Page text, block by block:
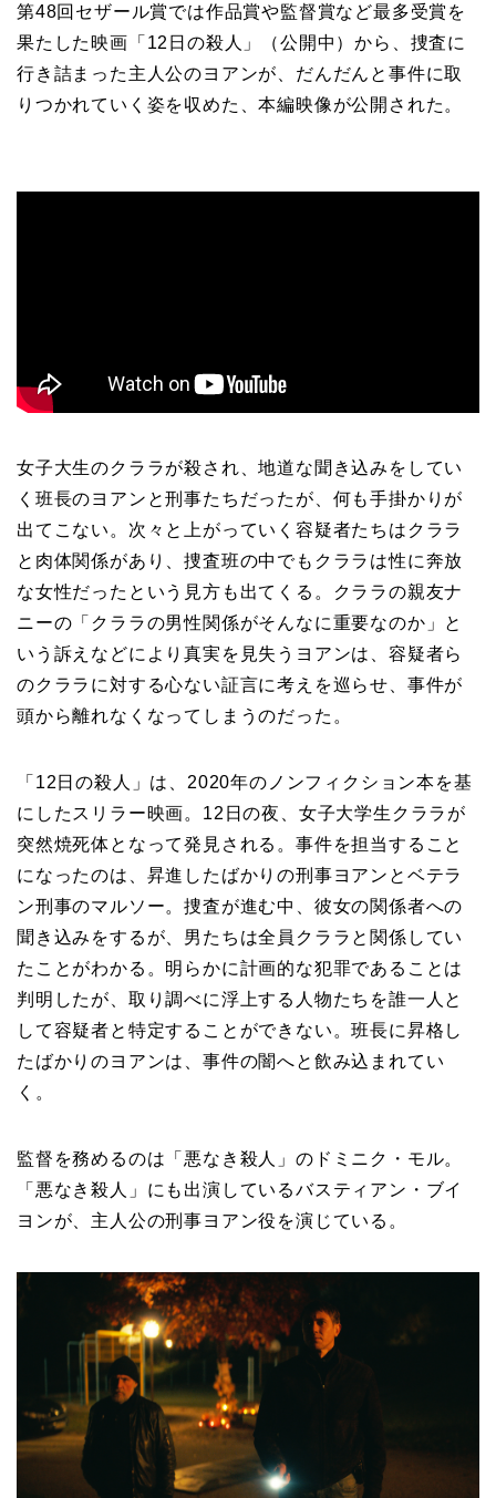
第48回セザール賞では作品賞や監督賞など最多受賞を
果たした映画「12日の殺人」（公開中）から、捜査に
行き詰まった主人公のヨアンが、だんだんと事件に取
りつかれていく姿を収めた、本編映像が公開された。
女子大生のクララが殺され、地道な聞き込みをしてい
く班長のヨアンと刑事たちだったが、何も手掛かりが
出てこない。次々と上がっていく容疑者たちはクララ
と肉体関係があり、捜査班の中でもクララは性に奔放
な女性だったという見方も出てくる。クララの親友ナ
ニーの「クララの男性関係がそんなに重要なのか」と
いう訴えなどにより真実を見失うヨアンは、容疑者ら
のクララに対する心ない証言に考えを巡らせ、事件が
頭から離れなくなってしまうのだった。
「12日の殺人」は、2020年のノンフィクション本を基
にしたスリラー映画。12日の夜、女子大学生クララが
突然焼死体となって発見される。事件を担当すること
になったのは、昇進したばかりの刑事ヨアンとベテラ
ン刑事のマルソー。捜査が進む中、彼女の関係者への
聞き込みをするが、男たちは全員クララと関係してい
たことがわかる。明らかに計画的な犯罪であることは
判明したが、取り調べに浮上する人物たちを誰一人と
して容疑者と特定することができない。班長に昇格し
たばかりのヨアンは、事件の闇へと飲み込まれてい
く。
監督を務めるのは「悪なき殺人」のドミニク・モル。
「悪なき殺人」にも出演しているバスティアン・ブイ
ヨンが、主人公の刑事ヨアン役を演じている。